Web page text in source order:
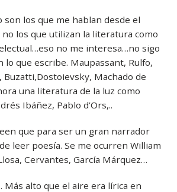
son los que me hablan desde el
no los que utilizan la literatura como
no me interesa…no sigo
lo que escribe. Maupassant, Rulfo,
Buzatti,Dostoievsky, Machado de
una literatura de la luz como
Ibáñez, Pablo d’Ors,..
que para ser un gran narrador
leer poesía. Se me ocurren William
Cervantes, García Márquez…
Más alto que el aire era lírica en